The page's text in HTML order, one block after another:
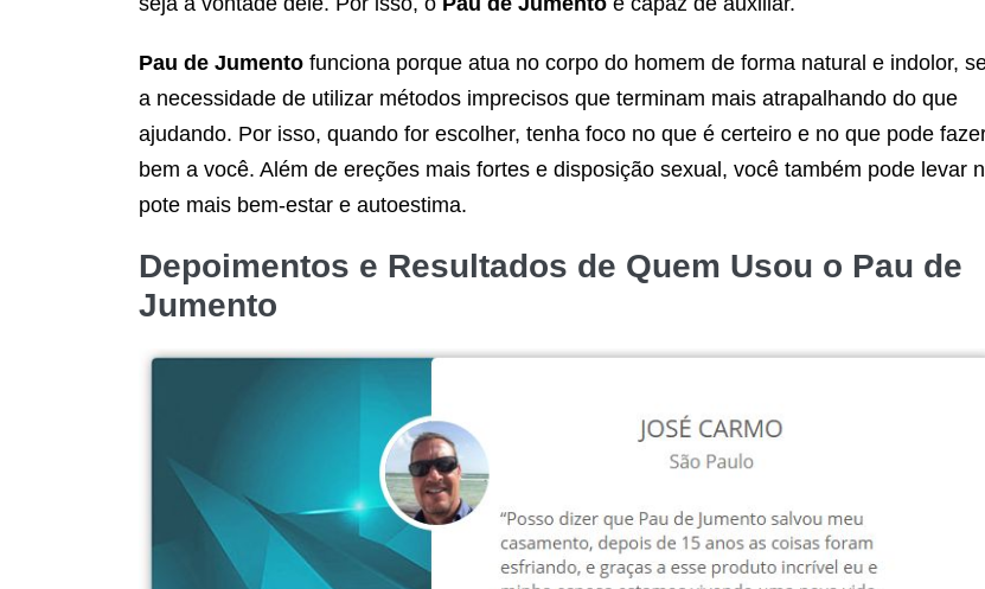
Pau de Jumento funciona porque atua no corpo do homem de forma natural e indolor,
a necessidade de utilizar métodos imprecisos que terminam mais atrapalhando do que
ajudando. Por isso, quando for escolher, tenha foco no que é certeiro e no que pode
bem a você. Além de ereções mais fortes e disposição sexual, você também pode levar
pote mais bem-estar e autoestima.
Depoimentos e Resultados de Quem Usou o Pau de
Jumento